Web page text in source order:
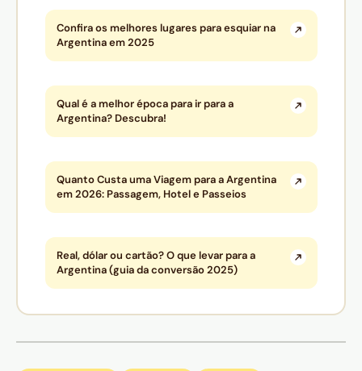
Confira os melhores lugares para esquiar na
Argentina em 2025
Qual é a melhor época para ir para a
Argentina? Descubra!
Quanto Custa uma Viagem para a Argentina
em 2026: Passagem, Hotel e Passeios
Real, dólar ou cartão? O que levar para a
Argentina (guia da conversão 2025)